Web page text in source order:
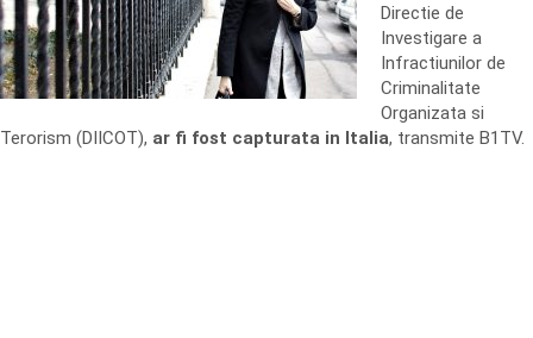
Directie de
Investigare a
Infractiunilor de
Criminalitate
Organizata si
Terorism (DIICOT), ar fi fost capturata in Italia, transmite B1TV.